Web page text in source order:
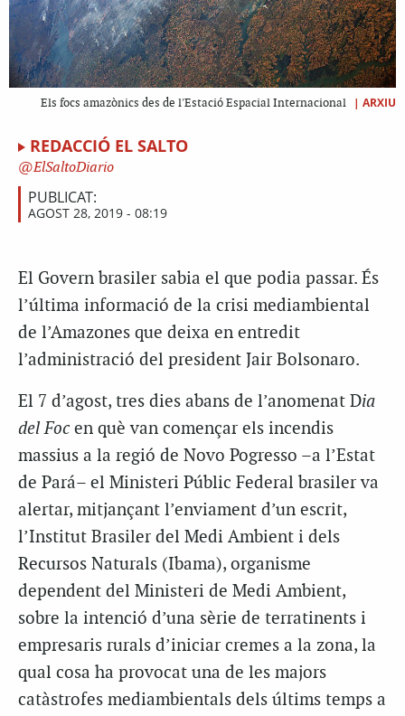
Els focs amazònics des de l'Estació Espacial Internacional | ARXIU
REDACCIÓ EL SALTO
ElSaltoDiario
PUBLICAT:
AGOST 28, 2019 - 08:19
El Govern brasiler sabia el que podia passar. És
l’última informació de la crisi mediambiental
de l’Amazones que deixa en entredit
l’administració del president Jair Bolsonaro.
El 7 d’agost, tres dies abans de l’anomenat Dia
del Foc en què van començar els incendis
massius a la regió de Novo Pogresso –a l’Estat
de Pará– el Ministeri Públic Federal brasiler va
alertar, mitjançant l’enviament d’un escrit,
l’Institut Brasiler del Medi Ambient i dels
Recursos Naturals (Ibama), organisme
dependent del Ministeri de Medi Ambient,
sobre la intenció d’una sèrie de terratinents i
empresaris rurals d’iniciar cremes a la zona, la
qual cosa ha provocat una de les majors
catàstrofes mediambientals dels últims temps a